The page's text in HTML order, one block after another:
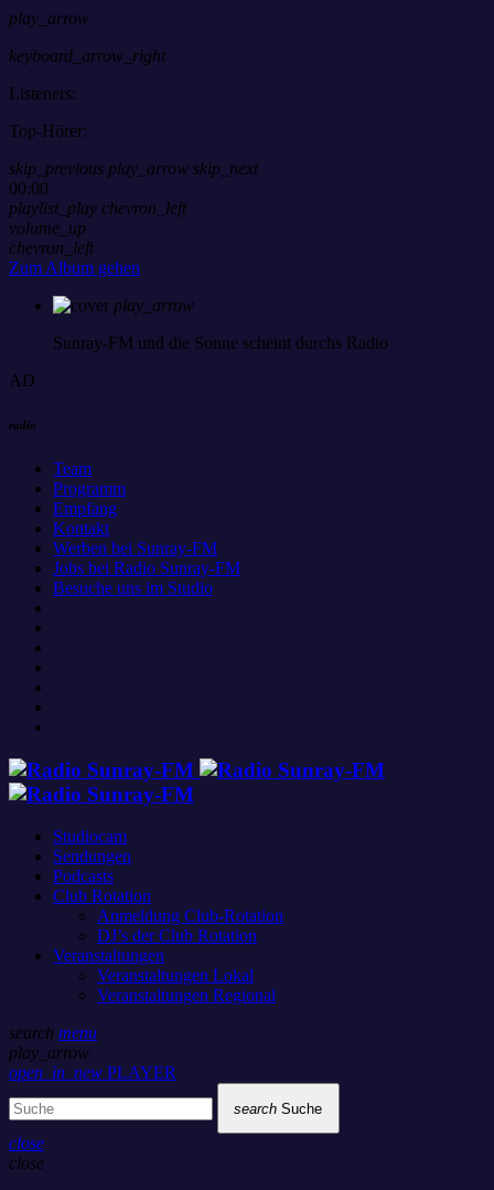
play_arrow
keyboard_arrow_right
Listeners:
Top-Hörer:
skip_previous play_arrow skip_next
00:00
playlist_play chevron_left
volume_up
chevron_left
Zum Album gehen
play_arrow
Sunray-FM und die Sonne scheint durchs Radio
AD
radio
Team
Programm
Empfang
Kontakt
Werben bei Sunray-FM
Jobs bei Radio Sunray-FM
Besuche uns im Studio
Studiocam
Sendungen
Podcasts
Club Rotation
Anmeldung Club-Rotation
DJ’s der Club Rotation
Veranstaltungen
Veranstaltungen Lokal
Veranstaltungen Regional
search menu
play_arrow
open_in_new PLAYER
search Suche
close
close